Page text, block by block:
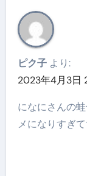
ピク子 より:
2023年4月3日
になにさんの
メになりすぎ